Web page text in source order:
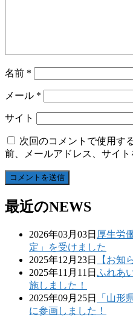
名前 *
メール *
サイト
次回のコメントで使用す
前、メールアドレス、サイト
最近のNEWS
2026年03月03日 厚生労
定」を受けました
2025年12月23日
【お知
2025年11月11日 ふれあ
施しました！
2025年09月25日
「山形
に参画しました！